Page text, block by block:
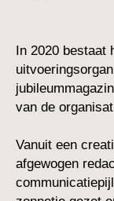
In 2020 bestaat
van de
Vanuit een
afgewogen